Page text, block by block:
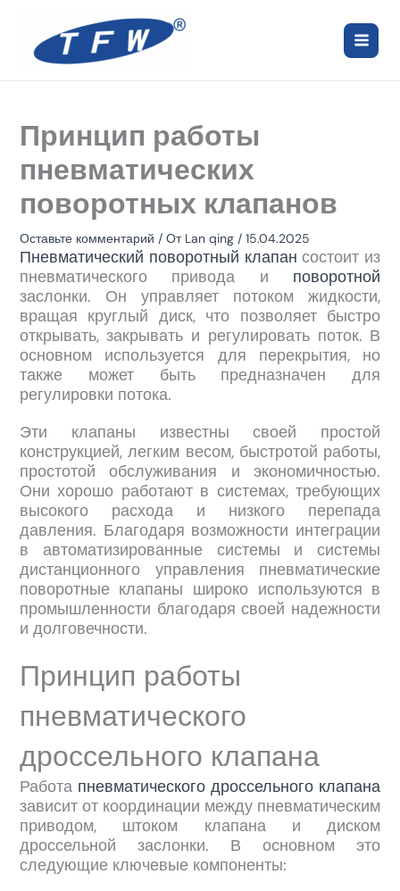
содержимому
Принцип работы
пневматических
поворотных клапанов
Оставьте комментарий / От Lan qing / 15.04.2025
Пневматический поворотный клапан состоит из
пневматического привода и поворотной
заслонки. Он управляет потоком жидкости,
вращая круглый диск, что позволяет быстро
открывать, закрывать и регулировать поток. В
основном используется для перекрытия, но
также может быть предназначен для
регулировки потока.
Эти клапаны известны своей простой
конструкцией, легким весом, быстротой работы,
простотой обслуживания и экономичностью.
Они хорошо работают в системах, требующих
высокого расхода и низкого перепада
давления. Благодаря возможности интеграции
в автоматизированные системы и системы
дистанционного управления пневматические
поворотные клапаны широко используются в
промышленности благодаря своей надежности
и долговечности.
Принцип работы
пневматического
дроссельного клапана
Работа пневматического дроссельного клапана
зависит от координации между пневматическим
приводом, штоком клапана и диском
дроссельной заслонки. В основном это
следующие ключевые компоненты: